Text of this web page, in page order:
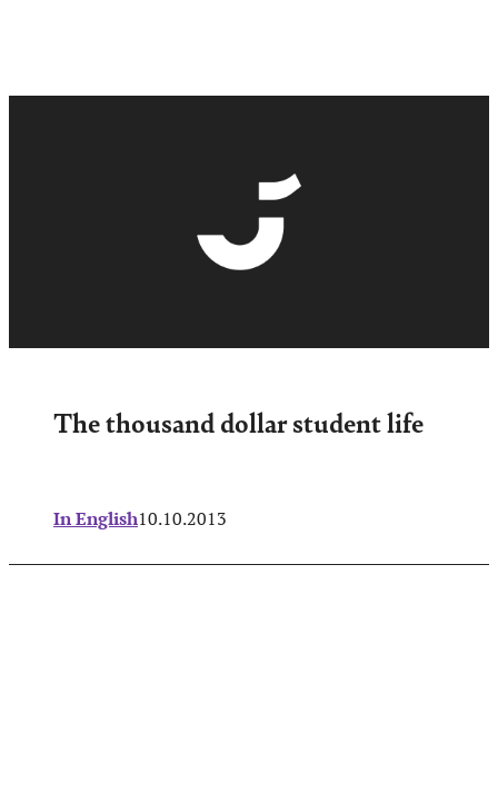
The thousand dollar student life
In English10.10.2013